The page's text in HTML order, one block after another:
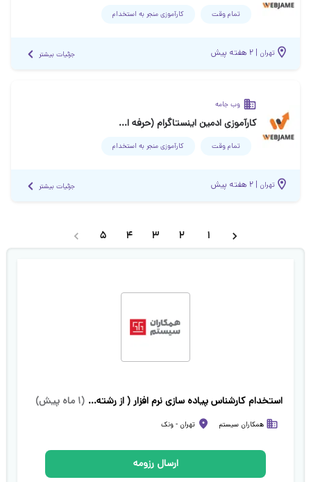
تمام وقت کارآموزی منجر ‌به استخدام
تهران | ۲ هفته پیش جزئیات بیشتر
وب جامه
کارآموزی ادمین اینستاگرام (حرفه ای و مبتدی با آموزش)
تمام وقت کارآموزی منجر ‌به استخدام
تهران | ۲ هفته پیش جزئیات بیشتر
1
2
3
4
5
استخدام کارشناس پیاده سازی نرم افزار ( از رشته‌های متنوع) (۱ ماه پیش )
همکاران سیستم تهران - ونک
ارسال رزومه